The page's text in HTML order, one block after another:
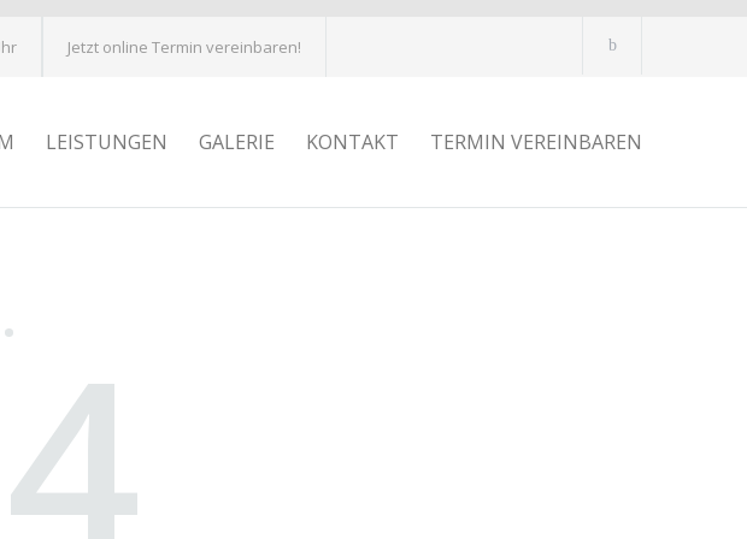
Jetzt online Termin vereinbaren!
LEISTUNGEN GALERIE KONTAKT TERMIN VEREINBAREN